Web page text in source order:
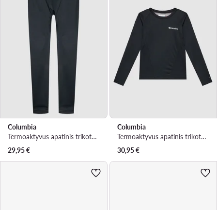
Columbia
Termoaktyvus apatinis trikotažas, apačia · Juoda
29,95€
Columbia
Termoaktyvus apatinis trikotažas, viršus · Juoda
30,95€